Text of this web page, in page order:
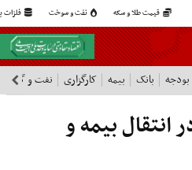
قیمت طلا و سکه نفت و سوخت فلزات
بانک بیمه کارگزاری نفت و گاز
انتقال بیمه و